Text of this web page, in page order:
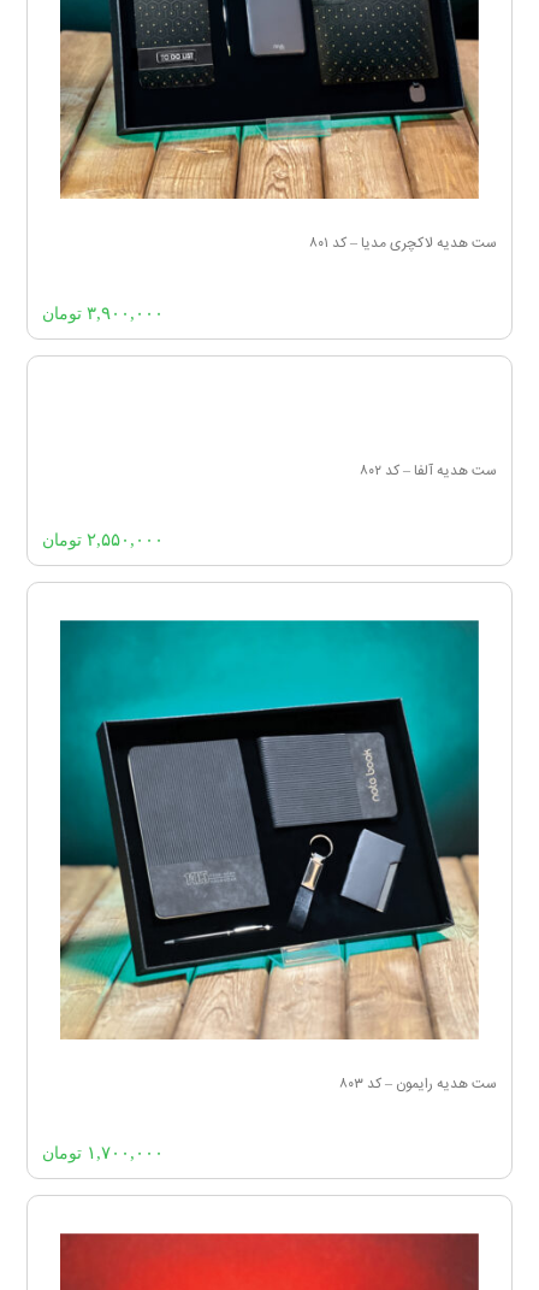
ست هدیه لاکچری مدیا – کد ۸۰۱
۳,۹۰۰,۰۰۰ تومان
ست هدیه آلفا – کد ۸۰۲
۲,۵۵۰,۰۰۰ تومان
ست هدیه رایمون – کد ۸۰۳
۱,۷۰۰,۰۰۰ تومان